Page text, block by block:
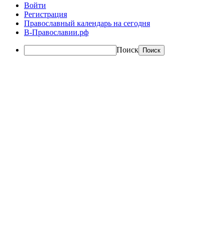
Войти
Регистрация
Православный календарь на сегодня
В-Православии.рф
Поиск